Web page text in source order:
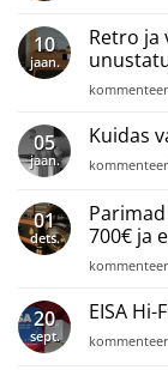
DAC
ja
miks
seda
on?
10
jaan.
Retro ja
Retro
vintage
–
ja
ammu
unustatud
vana!
05
jaan.
Kuidas
Kuidas
01
dets.
700€ ja
Parimad
tüüpi
hinnaklassis
20
sept.
EISA
EISA